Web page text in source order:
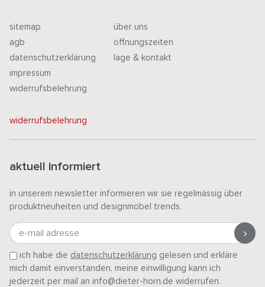
sitemap
agb
datenschutzerklärung
impressum
widerrufsbelehrung
über uns
öffnungszeiten
lage & kontakt
widerrufsbelehrung
aktuell informiert
in unserem newsletter informieren wir sie regelmässig über
produktneuheiten und designmöbel trends.
e-mail adresse
ich habe die datenschutzerklärung gelesen und erkläre
mich damit einverstanden. meine einwilligung kann ich
jederzeit per mail an info@dieter-horn.de widerrufen.